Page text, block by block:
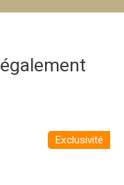
également
Exclusivité